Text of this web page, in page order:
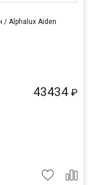
/ Alphalux Aiden
43434 ₽